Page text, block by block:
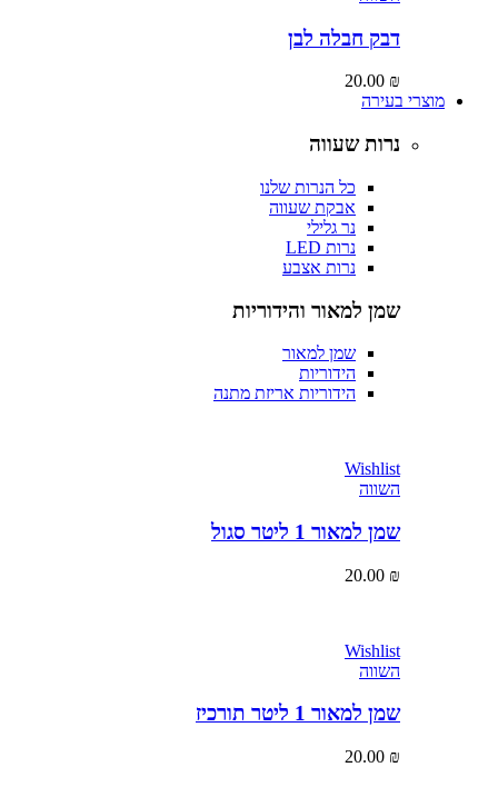
דבק חבלה לבן
20.00
מוצרי בעירה
נרות שעווה
כל הנרות שלנו
אבקת שעווה
נר גלילי
נרות LED
נרות אצבע
שמן למאור והידוריות
שמן למאור
הידוריות
הידוריות אריזת מתנה
Wishlist
שמן למאור 1 ליטר סגול
20.00
Wishlist
שמן למאור 1 ליטר תורכיז
20.00